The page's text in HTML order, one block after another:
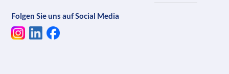
Folgen Sie uns auf Social Media